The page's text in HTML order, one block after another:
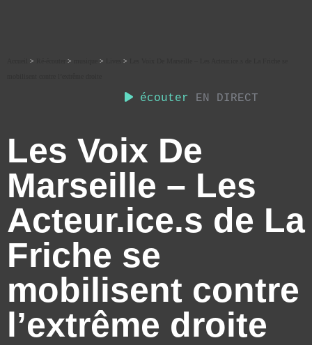
écouter EN DIRECT
> > > >
Les Voix De
Marseille – Les
Acteur.ice.s de La
Friche se
mobilisent contre
l’extrême droite